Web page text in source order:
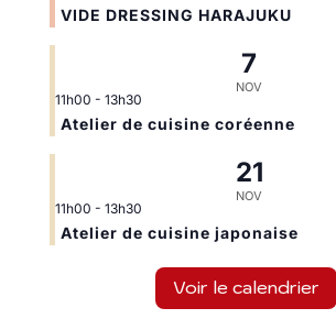
VIDE DRESSING HARAJUKU
7
NOV
11h00 - 13h30
Atelier de cuisine coréenne
21
NOV
11h00 - 13h30
Atelier de cuisine japonaise
Voir le calendrier